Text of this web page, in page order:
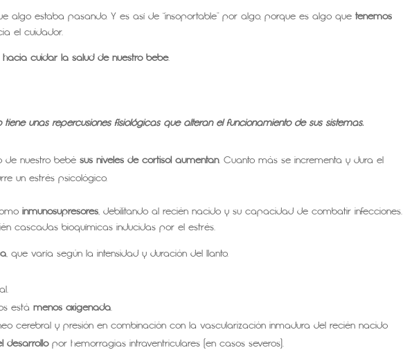
algo estaba pasando. Y es así de “insoportable” por algo, porque es algo quetenemos
el cuidador.
cuidar la salud de nuestro bebé.
tiene unas repercusiones fisiológicas que alteran el funcionamiento de sus sistemas.
de nuestro bebésus niveles de cortisol aumentan. Cuanto más se incrementa y dura el
un estrés psicológico.
inmunosupresores, debilitando al recién nacido y su capacidad de combatir infecciones.
cascadas bioquímicas inducidas por el estrés.
, que varía según la intensidad y duración del llanto.
estámenos oxigenada.
cerebral y presión en combinación con la vascularización inmadura del recién nacido
desarrollopor hemorragias intraventriculares (en casos severos).